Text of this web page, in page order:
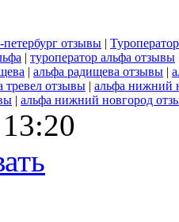
петербург отзывы |
| туроператор альфа отзывы
| альфа радищева отзывы |
тревел отзывы | альфа нижний
| альфа нижний новгород